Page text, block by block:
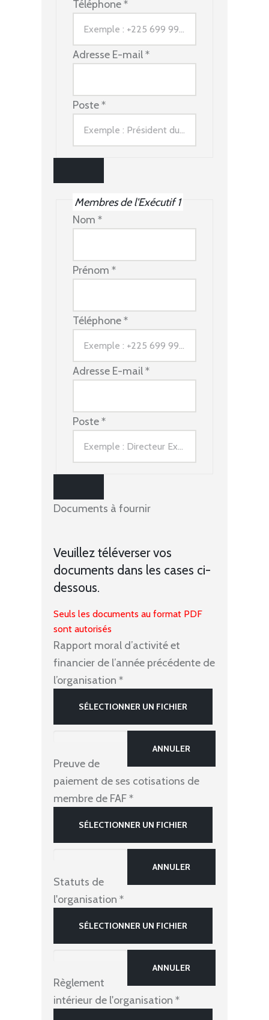
Téléphone*
Adresse E-mail*
Poste*
Membres de l'Exécutif 1
Nom *
Prénom *
Téléphone*
Adresse E-mail*
Poste*
Documents à fournir
Veuillez téléverser vos
documents dans les cases ci-
dessous.
Seuls les documents au format PDF
sont autorisés
Rapport moral d’activité et
financier de l’année précédente de
l’organisation *
SÉLECTIONNER UN FICHIER
ANNULER
Preuve de
paiement de ses cotisations de
membre de FAF*
SÉLECTIONNER UN FICHIER
ANNULER
Statuts de
l'organisation *
SÉLECTIONNER UN FICHIER
ANNULER
Règlement
intérieur de l'organisation *